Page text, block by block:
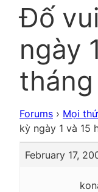
Đố
ngày
tháng
Forums › Mọi
kỳ ngày 1 và 15
February 17,